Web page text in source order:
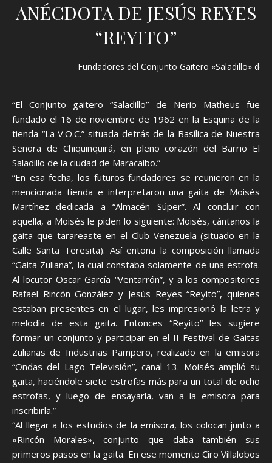
ANÉCDOTA DE JESÚS REYES
“REYITO”
Fundadores del Conjunto Gaitero «Saladillo» de
“El Conjunto gaitero “Saladillo” de Nerio Matheus fue
fundado el 16 de noviembre de 1962 en la Esquina de la
tienda “La V.O.C.” situada detrás de la Basílica de Nuestra
Señora de Chiquinquirá, en pleno corazón del Barrio El
Saladillo de la ciudad de Maracaibo.”
“En esa fecha, los futuros fundadores se reunieron en la
mencionada tienda e interpretaron una gaita de Moisés
Martínez dedicada a “Almacén Súper”. Al concluir con
aquella, a Moisés le piden lo siguiente: Moisés, cántanos la
gaita que tarareaste en el Club Venezuela (situado en la
Calle Santa Teresita). Así entona la composición llamada
“Gaita Zuliana”, la cual constaba solamente de una estrofa.
Al locutor Oscar García “Ventarrón”, y a los compositores
Rafael Rincón González y Jesús Reyes “Reyito”, quienes
estaban presentes en el lugar, les impresionó la letra y
melodía de esta gaita. Entonces “Reyito” les sugiere
formar un conjunto y participar en el II Festival de Gaitas
Zulianas de Industrias Pampero, realizado en la emisora
“Ondas del Lago Televisión”, canal 13. Moisés amplió su
gaita, haciéndole siete estrofas más para un total de ocho
estrofas, y luego de ensayarla, van a la emisora para
inscribirla.”
“Al llegar a los estudios de la emisora, los colocan junto a
«Rincón Morales», conjunto que daba también sus
primeros pasos en la gaita. En ese momento Ciro Villalobos